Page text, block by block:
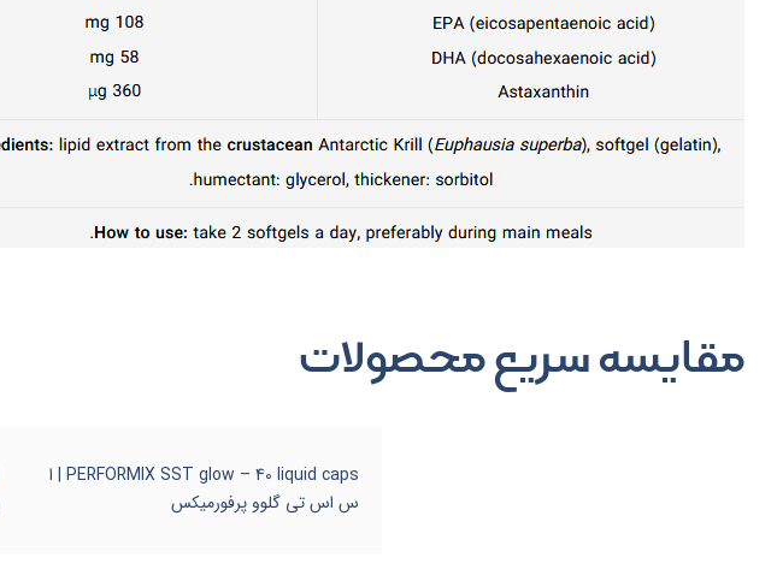
مقایسه سریع محصولات
PERFORMIX SST glow – 40 liquid caps | ا
س اس تی گلوو پرفورمیکس